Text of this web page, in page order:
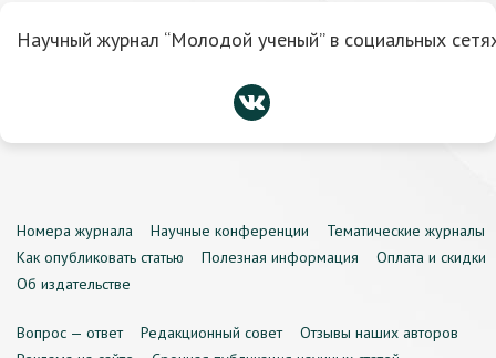
Научный журнал “Молодой ученый” в социальных
Номера журнала Научные конференции
Тематические журналы
Как опубликовать статью
Полезная информация
Оплата и скидки
Об издательстве
Вопрос — ответ Редакционный совет
Отзывы наших авторов